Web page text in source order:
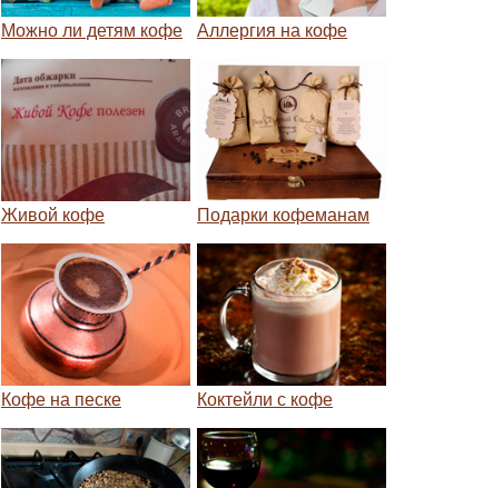
Можно ли детям кофе Аллергия на кофе
Живой кофе Подарки кофеманам
Кофе на песке Коктейли с кофе